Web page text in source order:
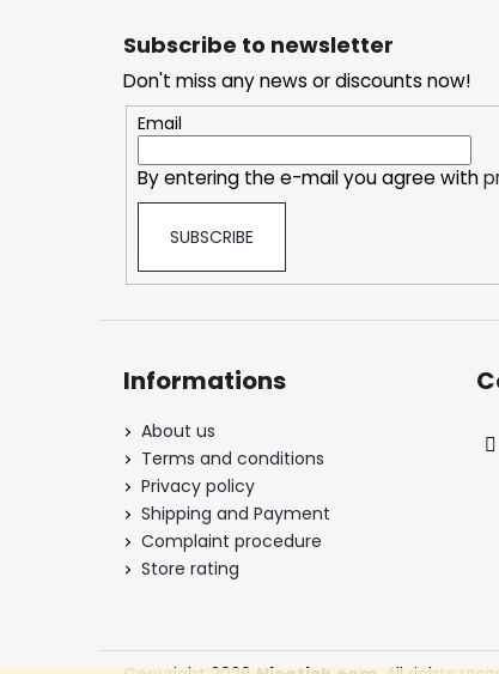
Subscribe to newsletter
Don't miss any news or discounts now!
Email
By entering the e-mail you agree with
SUBSCRIBE
Informations
About us
Terms and conditions
Privacy policy
Shipping and Payment
Complaint procedure
Store rating